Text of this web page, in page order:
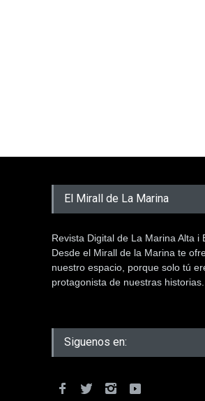
El Mirall de La Marina
Revista Digital de La Marina Alta i
Desde el Mirall de la Marina te
nuestro espacio, porque solo tú
protagonista de nuestras historias.
Siguenos en: